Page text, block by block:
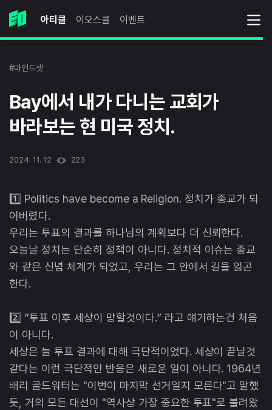
아티클 이오스쿨 이벤트
#마인드셋
Bay에서 내가 다니는 교회가
바라보는 현 미국 정치.
2024. 11. 12 223
1️⃣ Politics have become a Religion. 정치가 종교가 되
어버렸다.
우리는 투표의 결과를 하나님의 계획보다 더 신뢰한다.
오늘날 정치는 단순히 정책이 아니다. 정치적 이슈는 종교
와 같은 신념 체계가 되었고, 우리는 그 안에서 길을 잃곤
한다.
2️⃣ ”투표 이후 세상이 망할것이다.” 라고 얘기하는건 처음
이 아니다.
세상은 늘 투표 결과에 대해 극단적이었다. 세상이 끝날것
같다는 이런 극단적인 반응은 새로운 일이 아니다. 1964년
배리 골드워터는 "이번이 마지막 선거일지 모른다"고 말했
듯, 거의 모든 대선이 "역사상 가장 중요한 투표"로 불려왔